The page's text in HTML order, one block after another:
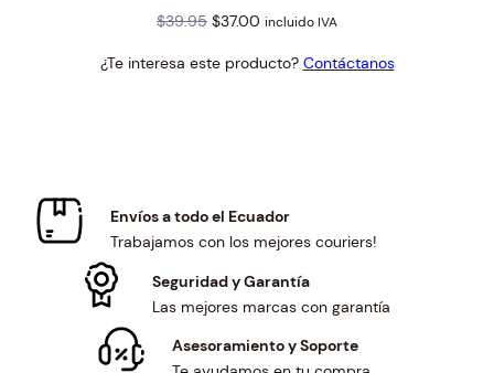
$39.95 Original
was:
$37.00 Current
is:
incluido IVA
¿Te interesa este producto? Contáctanos
Envíos a todo el Ecuador
Trabajamos con los mejores couriers!
Seguridad y Garantía
Las mejores marcas con garantía
Asesoramiento y Soporte